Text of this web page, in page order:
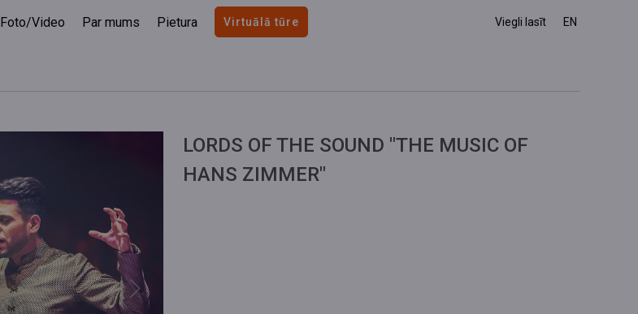
Foto/Video Par mums Pietura Virtuālā tūre Viegli lasīt EN
Next
LORDS OF THE SOUND "THE MUSIC OF
HANS ZIMMER"